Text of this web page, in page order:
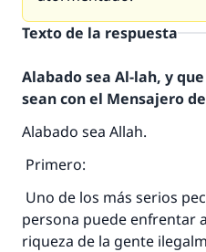
Texto de la respuesta
Alabado sea Al-lah, y
sean con el Mensajero
Alabado sea Allah.
Primero:
Uno de los más serios
persona puede enfrentar
riqueza de la gente